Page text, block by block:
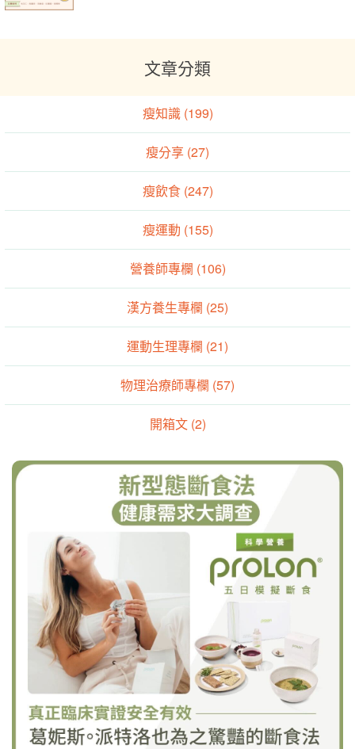
文章分類
瘦知識 (199)
瘦分享 (27)
瘦飲食 (247)
瘦運動 (155)
營養師專欄 (106)
漢方養生專欄 (25)
運動生理專欄 (21)
物理治療師專欄 (57)
開箱文 (2)